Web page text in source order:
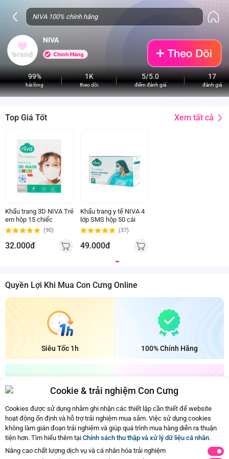
NIVA
99%
hài lòng
1K
theo dõi
5/5.0
điểm đánh giá
17
đánh giá
Top Giá Tốt Xem tất cả
Khẩu trang 3D NIVA Trẻ
em hộp 15 chiếc
(90)
32.000đ
Khẩu trang y tế NIVA 4
lớp SMS hộp 50 cái
(37)
49.000đ
Quyền Lợi Khi Mua Con Cưng Online
Siêu Tốc 1h 100% Chính Hãng
Bảo Quản Mát Đổi Trả Dễ Dàng
Ba mẹ đã xem hết nội dung rồi
Cookie & trải nghiệm Con Cưng
Cookies được sử dụng nhằm ghi nhận các thiết lập cần thiết để website
hoạt động ổn định và hỗ trợ trải nghiệm mua sắm. Việc sử dụng cookies
không làm gián đoạn trải nghiệm và giúp quá trình mua hàng diễn ra thuận
tiện hơn. Tìm hiểu thêm tại Chính sách thu thập và xử lý dữ liệu cá nhân.
Nâng cao chất lượng dịch vụ và cá nhân hóa trải nghiệm